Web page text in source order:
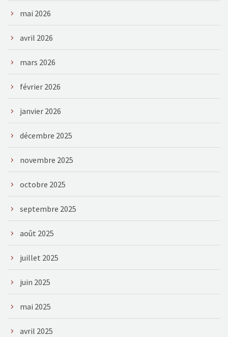
mai 2026
avril 2026
mars 2026
février 2026
janvier 2026
décembre 2025
novembre 2025
octobre 2025
septembre 2025
août 2025
juillet 2025
juin 2025
mai 2025
avril 2025